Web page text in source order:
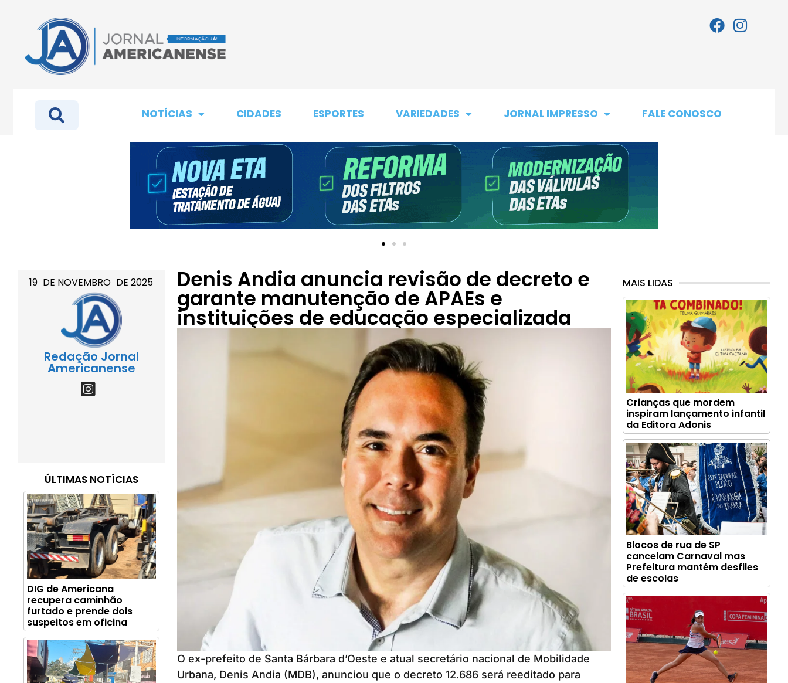
NOTÍCIAS CIDADES ESPORTES VARIEDADES JORNAL IMPRESSO FALE CONOSCO
19 DE NOVEMBRO DE2025
Redação Jornal
Americanense
ÚLTIMAS NOTÍCIAS
DIG de Americana
recupera caminhão
furtado e prende dois
suspeitos em oficina
Denis Andia anuncia revisão de decreto e
garante manutenção de APAEs e
instituições de educação especializada
O ex-prefeito de Santa Bárbara d’Oeste e atual secretário nacional de Mobilidade
Urbana, Denis Andia (MDB), anunciou que o decreto 12.686 será reeditado para
MAIS LIDAS
Crianças que mordem
inspiram lançamento infantil
da Editora Adonis
Blocos de rua de SP
cancelam Carnaval mas
Prefeitura mantém desfiles
de escolas